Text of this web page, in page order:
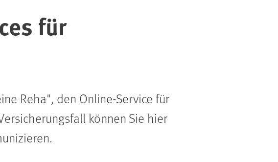
für
Reha", den Online-Service für
können Sie hier